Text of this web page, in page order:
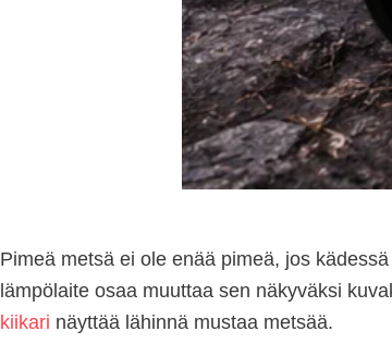
Pimeä metsä ei ole enää pimeä, jos
lämpölaite osaa muuttaa sen näkyväksi
kiikari näyttää lähinnä mustaa metsää.